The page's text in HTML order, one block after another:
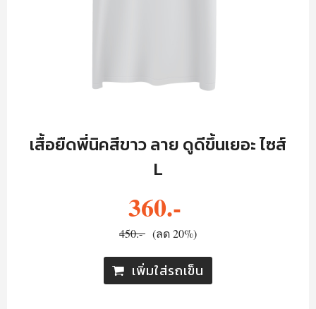
เสื้อยืดพี่นิคสีขาว ลาย ดูดีขึ้นเยอะ ไซส์
L
360.-
450.- (ลด 20%)
เพิ่มใส่รถเข็น